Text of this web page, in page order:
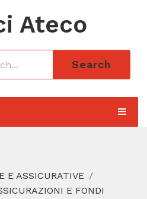
Ateco
Search
SERVE
E ASSICURATIVE
E FONDI